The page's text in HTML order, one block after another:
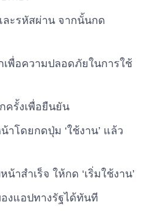
ะรหัสผ่าน จากนั้นกด
เพื่อความปลอดภัยในการใช้
ครั้งเพื่อยืนยัน
าโดยกดปุ่ม ‘ใช้งาน’ แล้ว
าสำเร็จ ให้กด ‘เริ่มใช้งาน’
งแอปทางรัฐได้ทันที